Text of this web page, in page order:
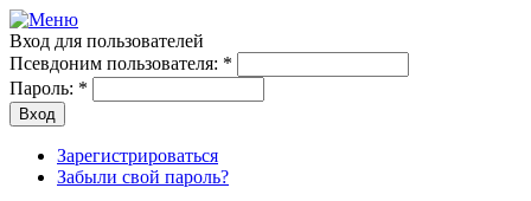
Вход для пользователей
Псевдоним пользователя: *
Пароль: *
Зарегистрироваться
Забыли свой пароль?